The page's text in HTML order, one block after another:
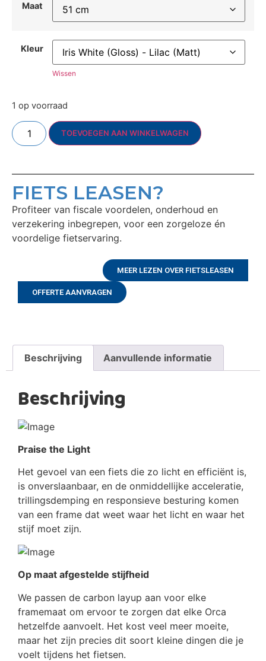
Maat
Kleur
Wissen
1 op voorraad
TOEVOEGEN AAN WINKELWAGEN
FIETS LEASEN?
Profiteer van fiscale voordelen, onderhoud en
verzekering inbegrepen, voor een zorgeloze én
voordelige fietservaring.
MEER LEZEN OVER FIETSLEASEN
OFFERTE AANVRAGEN
Beschrijving Aanvullende informatie
Beschrijving
Praise the Light
Het gevoel van een fiets die zo licht en efficiënt is,
is onverslaanbaar, en de onmiddellijke acceleratie,
trillingsdemping en responsieve besturing komen
van een frame dat weet waar het licht en waar het
stijf moet zijn.
Op maat afgestelde stijfheid
We passen de carbon layup aan voor elke
framemaat om ervoor te zorgen dat elke Orca
hetzelfde aanvoelt. Het kost veel meer moeite,
maar het zijn precies dit soort kleine dingen die je
voelt tijdens het fietsen.